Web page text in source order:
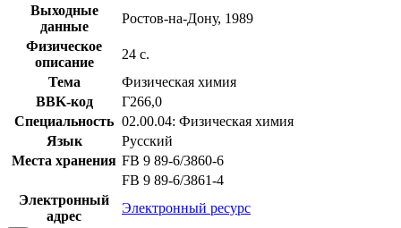
Выходные
данные
Ростов-на-Дону, 1989
Физическое
описание
24 с.
Тема
Физическая химия
BBK-код
Г266,0
Специальность 02.00.04: Физическая химия
Язык
Русский
Места хранения FB 9 89-6/3860-6
FB 9 89-6/3861-4
Электронный
адрес
Электронный ресурс